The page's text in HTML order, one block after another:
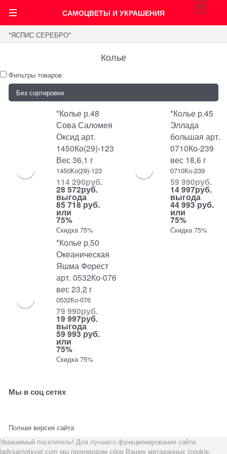
САМОЦВЕТЫ И УКРАШЕНИЯ
0
*ЯСПИС СЕРЕБРО*
Колье
Фильтры товаров
*Колье р.48
Сова Саломея
Оксид арт.
1450Ко(29)-123
Вес 36,1 г
1450Ко(29)-123
114 290руб.
28 572руб.
выгода
85 718 руб.
или
75%
Скидка 75%
*Колье р.45
Эллада
большая арт.
0710Ко-239
вес 18,6 г
0710Ко-239
59 990руб.
14 997руб.
выгода
44 993 руб.
или
75%
Скидка 75%
*Колье р.50
Океаническая
Яшма Форест
арт. 0532Ко-076
вес 23,2 г
0532Ко-076
79 990руб.
19 997руб.
выгода
59 993 руб.
или
75%
Скидка 75%
Мы в соц сетях
Полная версия сайта
Уважаемый посетитель! Для лучшего функционирования сайта
ladysamotsvet.com мы производим сбор Ваших метаданных (cookie,